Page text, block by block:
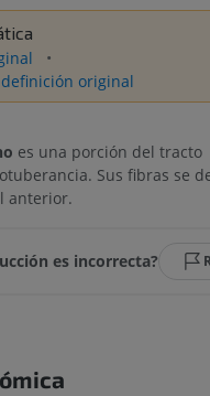
original
es una porción del tracto
Sus fibras se
anterior.
es incorrecta?